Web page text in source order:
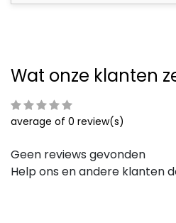
Wat onze klanten
average of 0 review(s)
Geen reviews gevonden
Help ons en andere klanten